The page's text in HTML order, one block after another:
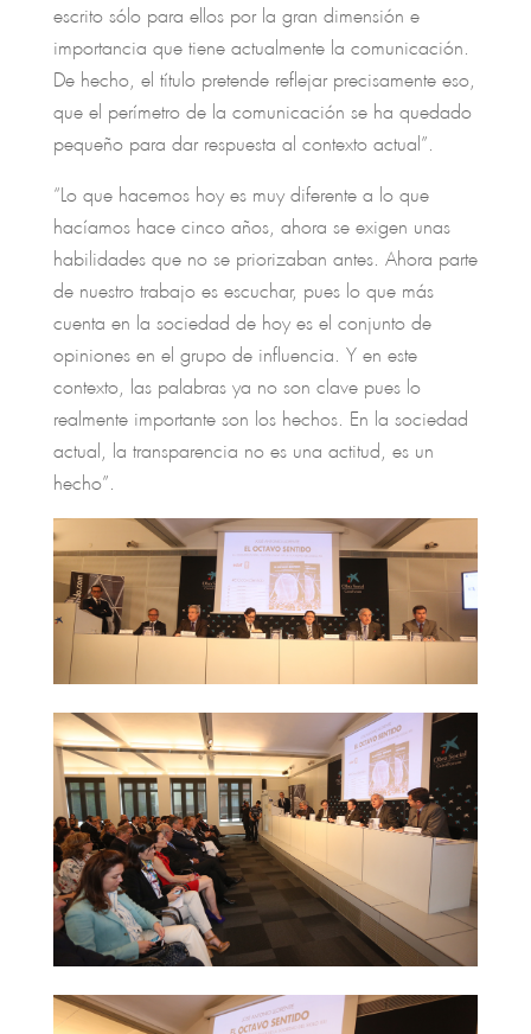
escrito sólo para ellos por la gran dimensión e
importancia que tiene actualmente la comunicación.
De hecho, el título pretende reflejar precisamente eso,
que el perímetro de la comunicación se ha quedado
pequeño para dar respuesta al contexto actual”.
“Lo que hacemos hoy es muy diferente a lo que
hacíamos hace cinco años, ahora se exigen unas
habilidades que no se priorizaban antes. Ahora parte
de nuestro trabajo es escuchar, pues lo que más
cuenta en la sociedad de hoy es el conjunto de
opiniones en el grupo de influencia. Y en este
contexto, las palabras ya no son clave pues lo
realmente importante son los hechos. En la sociedad
actual, la transparencia no es una actitud, es un
hecho”.